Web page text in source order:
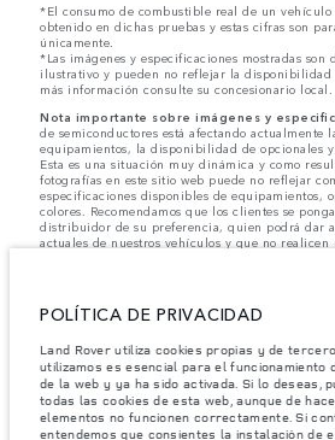
*El consumo de combustible real de un
obtenido en dichas pruebas y estas cifras son
únicamente.
*Las imágenes y especificaciones mostradas son
ilustrativo y pueden no reflejar la disponibilidad
más información consulte su concesionario local.
Nota importante sobre imágenes y
de semiconductores está afectando actualmente
equipamientos, la disponibilidad de opcionales
Esta es una situación muy dinámica y como
fotografías en este sitio web puede no reflejar
especificaciones disponibles de equipamientos,
colores. Recomendamos que los clientes se
distribuidor de su preferencia, quien podrá dar
actuales de nuestros vehículos y que no realicen
las especificaciones, el diseño y la producción
accesorios, por lo que se producen
vendrán incluidas de serie. La información, las
y los colores que aparecen en esta página web
especificaciones europeas. Estos pueden variar
pueden ser modificados sin previo aviso.
equipamiento opcional y accesorios originales
disponibles en todos los mercados. Ponte en
POLÍTICA DE PRIVACIDAD
Land Rover utiliza cookies propias y de
utilizamos es esencial para el funcionamiento
de la web y ya ha sido activada. Si lo deseas,
todas las cookies de esta web, aunque de
elementos no funcionen correctamente. Si
entendemos que consientes la instalación de